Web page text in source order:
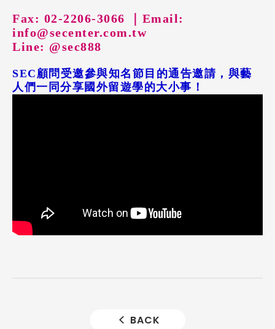
Fax: 02-2206-3066 ｜ Email:
info@secenter.com.tw
Line: @sec888
SEC顧問受邀參與知名節目的通告邀請，與藝
人們一同分享國外留遊學的大小事！
BACK